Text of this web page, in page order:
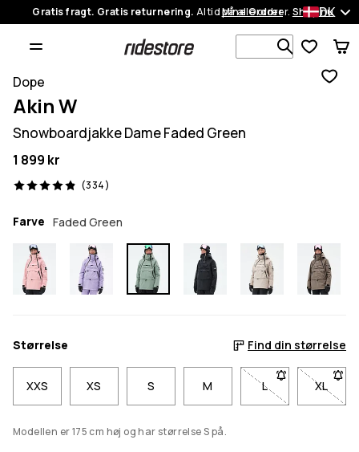
Gratis fragt. Gratis returnering. Altid på alle ordrer. Shop nu
Mine Ordrer DK
Søg i 1
Dope
Akin W
Snowboardjakke Dame Faded Green
1 899 kr
(334)
334 anmeldelser, 4.9/5
Farve Faded Green
Størrelse Find din størrelse
XXS XS S M L- Størrelse L er
XL
-
Modellen er 175 cm høj og har størrelse S på.